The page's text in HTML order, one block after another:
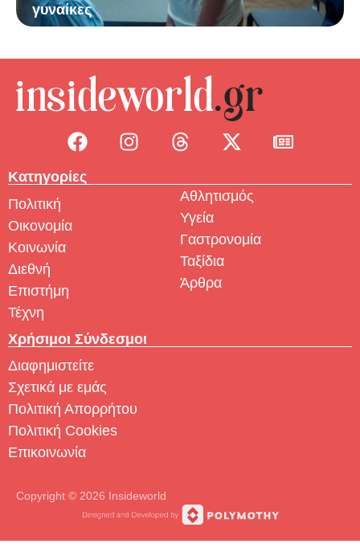
γυναίκες
Κατηγορίες
Πολιτική
Οικονομία
Κοινωνία
Διεθνή
Επιστήμη
Τέχνη
Αθλητισμός
Υγεία
Γαστρονομία
Ταξίδια
Άρθρα
Χρήσιμοι Σύνδεσμοι
Διαφημιστείτε
Σχετικά με εμάς
Πολιτική Απορρήτου
Πολιτική Cookies
Επικοινωνία
Copyright © 2026 Insideworld